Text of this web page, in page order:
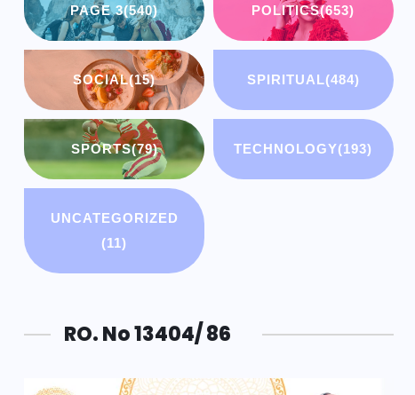
PAGE 3(540) POLITICS(653)
SOCIAL(15) SPIRITUAL(484)
SPORTS(79) TECHNOLOGY(193)
UNCATEGORIZED
(11)
RO. No 13404/ 86